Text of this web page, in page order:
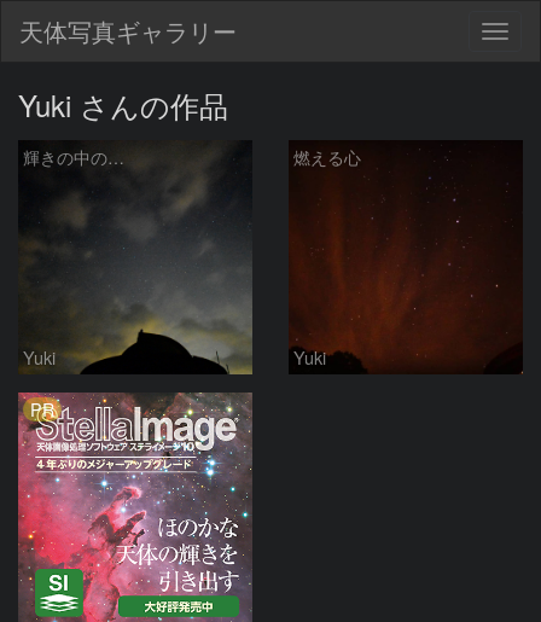
天体写真ギャラリー
Yuki さんの作品
輝きの中の…
Yuki
燃える心
Yuki
PR